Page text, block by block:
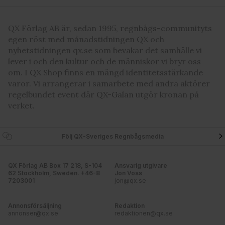
QX Förlag AB är, sedan 1995, regnbågs-communityts
egen röst med månadstidningen QX och
nyhetstidningen qx.se som bevakar det samhälle vi
lever i och den kultur och de människor vi bryr oss
om. I QX Shop finns en mängd identitetsstärkande
varor. Vi arrangerar i samarbete med andra aktörer
regelbundet event där QX-Galan utgör kronan på
verket.
Följ QX-Sveriges Regnbågsmedia
QX Förlag AB Box 17 218, S-104
62 Stockholm, Sweden. +46-8
7203001
Ansvarig utgivare
Jon Voss
jon@qx.se
Annonsförsäljning
annonser@qx.se
Redaktion
redaktionen@qx.se